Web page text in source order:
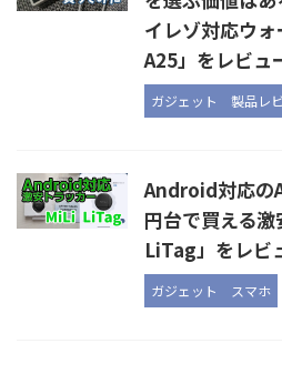
イレゾ対応ウ
A25」をレビュ
ガジェット 製品レ
Android対応の
円台で買える
LiTag」をレビ
ガジェット スマホ